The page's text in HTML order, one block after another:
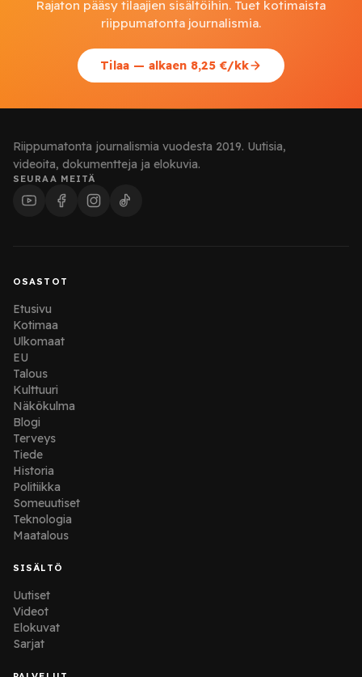
Rajaton pääsy tilaajien sisältöihin. Tuet kotimaista
riippumatonta journalismia.
Tilaa — alkaen 8,25 €/kk
Riippumatonta journalismia vuodesta 2019. Uutisia,
videoita, dokumentteja ja elokuvia.
SEURAA MEITÄ
OSASTOT
Etusivu
Kotimaa
Ulkomaat
EU
Talous
Kulttuuri
Näkökulma
Blogi
Terveys
Tiede
Historia
Politiikka
Someuutiset
Teknologia
Maatalous
SISÄLTÖ
Uutiset
Videot
Elokuvat
Sarjat